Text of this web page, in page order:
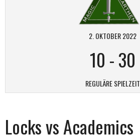
2. OKTOBER 2022
10 -30
REGULÄRE SPIELZEIT
Locks vs Academics